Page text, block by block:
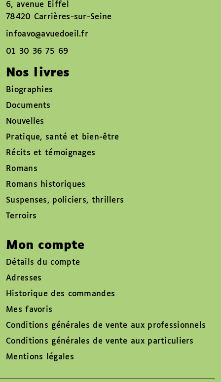
6, avenue Eiffel
78420 Carrières-sur-Seine
infoavo@avuedoeil.fr
01 30 36 75 69
Nos livres
Biographies
Documents
Nouvelles
Pratique, santé et bien-être
Récits et témoignages
Romans
Romans historiques
Suspenses, policiers, thrillers
Terroirs
Mon compte
Détails du compte
Adresses
Historique des commandes
Mes favoris
Conditions générales de vente aux professionnels
Conditions générales de vente aux particuliers
Mentions légales